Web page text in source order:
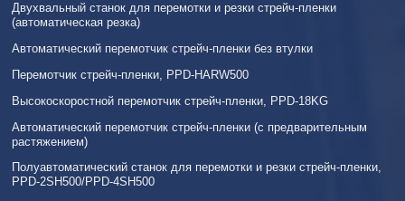
Двухвальный станок для перемотки и резки стрейч-пленки
(автоматическая резка)
Автоматический перемотчик стрейч-пленки без втулки
Перемотчик стрейч-пленки, PPD-HARW500
Высокоскоростной перемотчик стрейч-пленки, PPD-18KG
Автоматический перемотчик стрейч-пленки (с предварительным
растяжением)
Полуавтоматический станок для перемотки и резки стрейч-пленки,
PPD-2SH500/PPD-4SH500